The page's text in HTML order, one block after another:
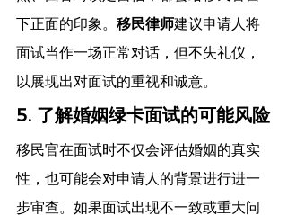
下正面的印象。 移民律师建议申请人将
面试当作一场正常对话，但不失礼仪，
以展现出对面试的重视和诚意。
5. 了解婚姻绿卡面试的可能风险
移民官在面试时不仅会评估婚姻的真实
性，也可能会对申请人的背景进行进一
步审查。如果面试出现不一致或重大问